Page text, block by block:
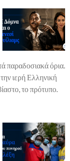
παραδοσιακά όρια.
ιερή Ελληνική
το πρότυπο.